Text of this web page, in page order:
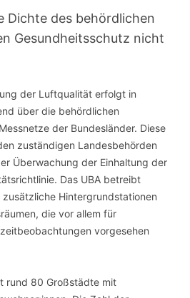
Dichte des behördlichen
Gesundheitsschutz nicht
der Luftqualität erfolgt in
über die behördlichen
der Bundesländer. Diese
zuständigen Landesbehörden
Überwachung der Einhaltung der
Das UBA betreibt
Hintergrundstationen
die vor allem für
vorgesehen
rund 80 Großstädte mit